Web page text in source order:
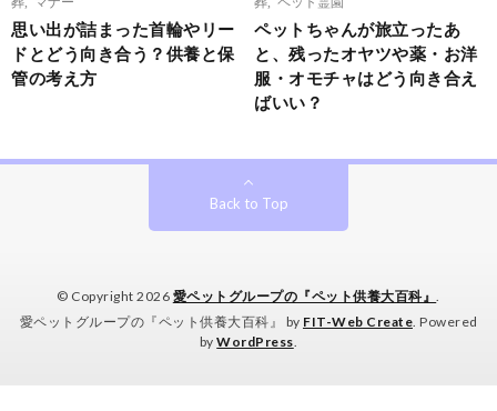
思い出が詰まった首輪やリー
ドとどう向き合う？供養と保
管の考え方
ペットちゃんが旅立ったあ
と、残ったオヤツや薬・お洋
服・オモチャはどう向き合え
ばいい？
Back to Top
© Copyright 2026 愛ペットグループの『ペット供養大百科』
愛ペットグループの『ペット供養大百科』 by FIT-Web Create . Powered
byWordPress